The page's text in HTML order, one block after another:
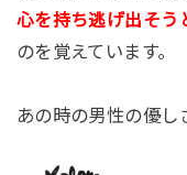
心を持ち逃げ出そう
のを覚えています。
あの時の男性の優し